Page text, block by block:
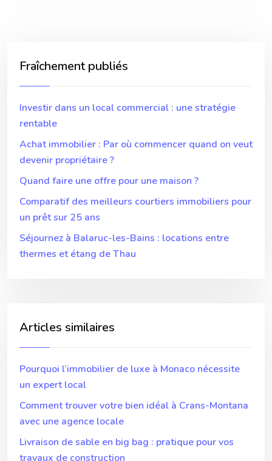
Fraîchement publiés
Investir dans un local commercial : une stratégie
rentable
Achat immobilier : Par où commencer quand on veut
devenir propriétaire ?
Quand faire une offre pour une maison ?
Comparatif des meilleurs courtiers immobiliers pour
un prêt sur 25 ans
Séjournez à Balaruc-les-Bains : locations entre
thermes et étang de Thau
Articles similaires
Pourquoi l’immobilier de luxe à Monaco nécessite
un expert local
Comment trouver votre bien idéal à Crans-Montana
avec une agence locale
Livraison de sable en big bag : pratique pour vos
travaux de construction